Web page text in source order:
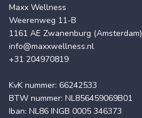
Maxx Wellness
Weerenweg 11-B
1161 AE Zwanenburg (Amsterdam)
info@maxxwellness.nl
+31 204970819
KvK nummer: 66242533
BTW nummer: NL856459069B01
Iban: NL86 INGB 0005 346373